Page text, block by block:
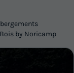
by Noricamp